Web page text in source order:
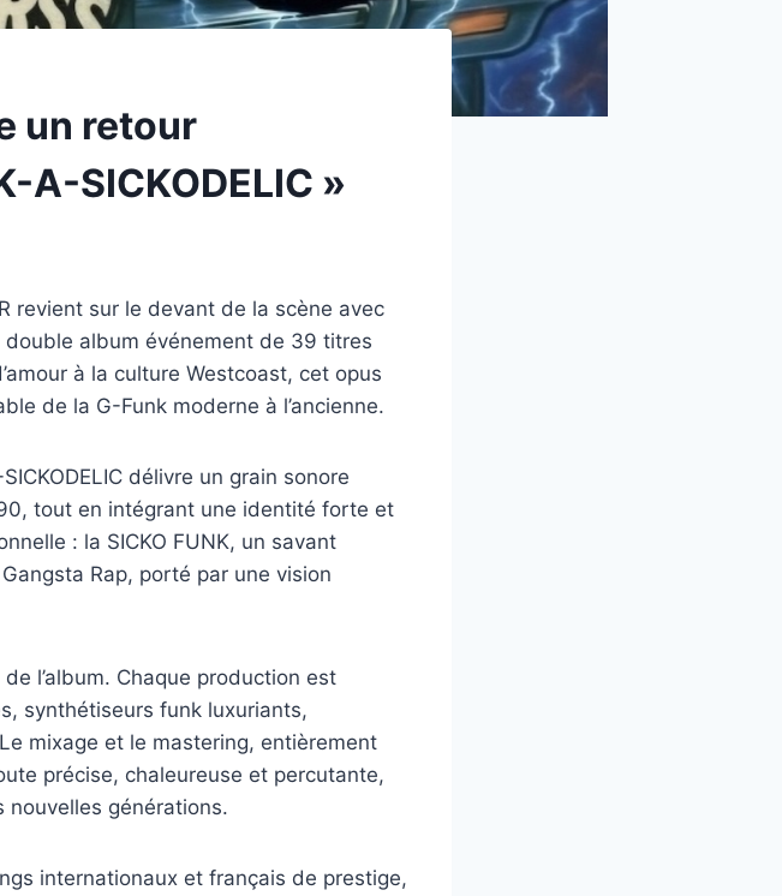
un retour
A-SICKODELIC »
revient sur le devant de la scène avec
double album événement de 39 titres
à la culture Westcoast, cet opus
de la G-Funk moderne à l’ancienne.
délivre un grain sonore
tout en intégrant une identité forte et
: la SICKO FUNK, un savant
Rap, porté par une vision
l’album. Chaque production est
synthétiseurs funk luxuriants,
mixage et le mastering, entièrement
précise, chaleureuse et percutante,
nouvelles générations.
internationaux et français de prestige,